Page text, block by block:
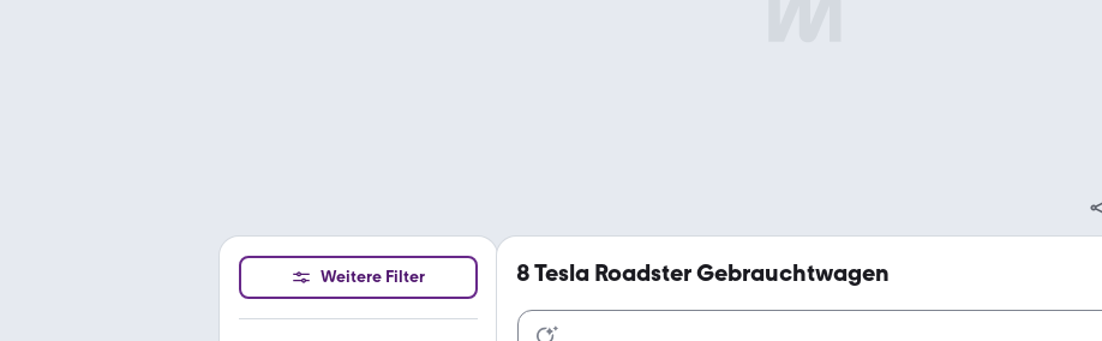
Weitere Filter 8Tesla Roadster Gebrauchtwagen